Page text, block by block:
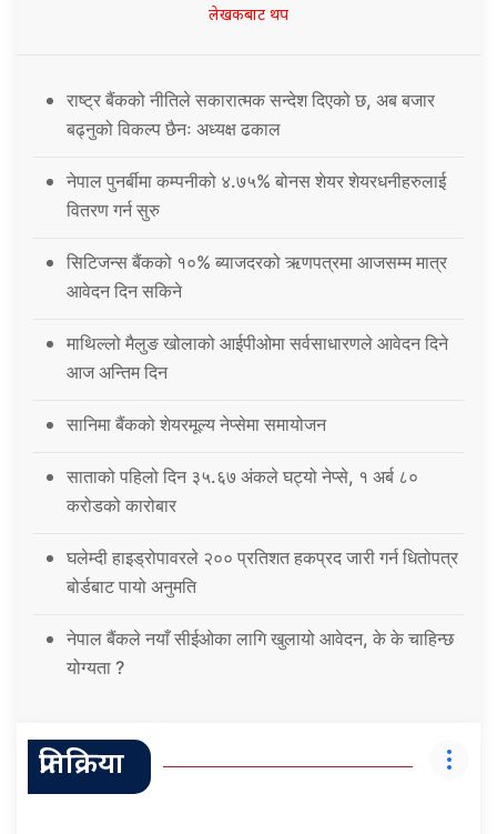
लेखकबाट थप
राष्ट्र बैंकको नीतिले सकारात्मक सन्देश दिएको छ, अब बजार
बढ्नुको विकल्प छैनः अध्यक्ष ढकाल
नेपाल पुनर्बीमा कम्पनीको ४.७५% बोनस शेयर शेयरधनीहरुलाई
वितरण गर्न सुरु
सिटिजन्स बैंकको १०% ब्याजदरको ऋणपत्रमा आजसम्म मात्र
आवेदन दिन सकिने
माथिल्लो मैलुङ खोलाको आईपीओमा सर्वसाधारणले आवेदन दिने
आज अन्तिम दिन
सानिमा बैंकको शेयरमूल्य नेप्सेमा समायोजन
साताको पहिलो दिन ३५.६७ अंकले घट्यो नेप्से, १ अर्ब ८०
करोडको कारोबार
घलेम्दी हाइड्रोपावरले २०० प्रतिशत हकप्रद जारी गर्न धितोपत्र
बोर्डबाट पायो अनुमति
नेपाल बैंकले नयाँ सीईओका लागि खुलायो आवेदन, के के चाहिन्छ
योग्यता ?
प्रतिक्रिया